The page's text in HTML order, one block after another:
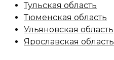
Тульская область
Тюменская область
Ульяновская область
Ярославская область